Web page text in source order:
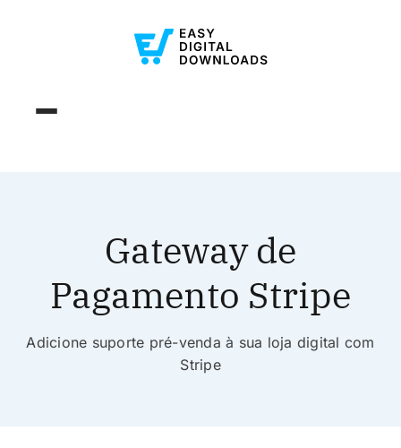
Gateway de
Pagamento Stripe
Adicione suporte pré-venda à sua loja digital com
Stripe